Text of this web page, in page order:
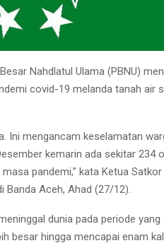
Nahdlatul Ulama (PBNU)
covid-19 melanda tanah air
Ini mengancam keselamatan
kemarin ada sekitar 234
pandemi,” kata Ketua
Banda Aceh, Ahad (27/12).
dunia pada periode
besar hingga mencapai enam